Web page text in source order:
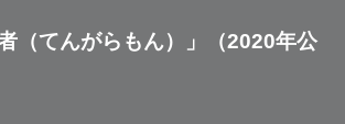
（てんがらもん）」（2020年公